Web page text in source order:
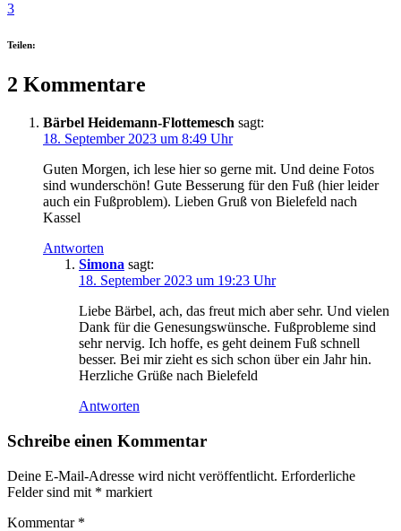
3
Teilen:
2 Kommentare
Bärbel Heidemann-Flottemesch sagt:
18. September 2023 um 8:49 Uhr
Guten Morgen, ich lese hier so gerne mit. Und deine Fotos
sind wunderschön! Gute Besserung für den Fuß (hier leider
auch ein Fußproblem). Lieben Gruß von Bielefeld nach
Kassel
Antworten
Simona sagt:
18. September 2023 um 19:23 Uhr
Liebe Bärbel, ach, das freut mich aber sehr. Und vielen
Dank für die Genesungswünsche. Fußprobleme sind
sehr nervig. Ich hoffe, es geht deinem Fuß schnell
besser. Bei mir zieht es sich schon über ein Jahr hin.
Herzliche Grüße nach Bielefeld
Antworten
Schreibe einen Kommentar
Deine E-Mail-Adresse wird nicht veröffentlicht. Erforderliche
Felder sind mit * markiert
Kommentar *